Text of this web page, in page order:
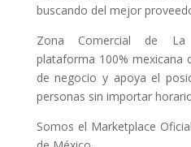
buscando del mejor
Zona Comercial de La
plataforma 100% mexicana
de negocio y apoya el
personas sin importar
Somos el Marketplace